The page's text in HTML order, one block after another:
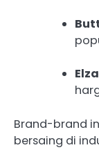
Brand-brand
bersaing di